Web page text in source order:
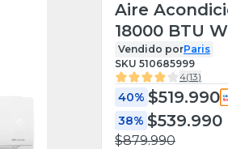
Aire
18000 BTU
VM182H9
Vendido porParis
SKU 510685999
4(13)
40% $519.990
38% $539.990
$879.990